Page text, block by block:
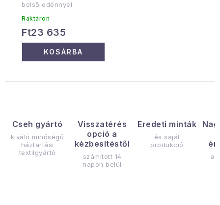
Cseh gyártó
kiváló minőségű
háztartási
textilgyártó
Visszatérés
opció a
kézbesítéstől
számított 14
napon belül
Eredeti minták
és saját
produkció
belső edénnyel
Raktáron
Ft23 635
KOSÁRBA